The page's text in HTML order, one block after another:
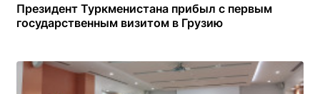
Президент Туркменистана прибыл с первым
государственным визитом в Грузию